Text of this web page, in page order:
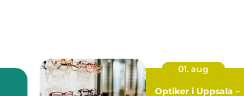
01. aug
Optiker i Uppsala –